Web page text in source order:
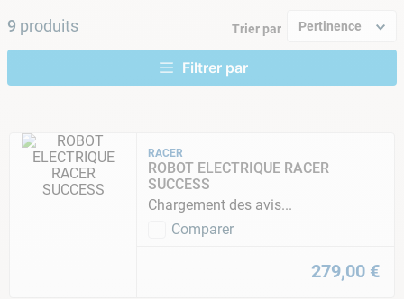
9 produits Trier par Pertinence
RACER
ROBOT ELECTRIQUE RACER
SUCCESS
Chargement des avis...
Comparer
279,00 €